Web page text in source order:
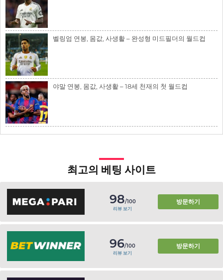
벨링엄 연봉, 몸값, 사생활 – 완성형 미드필더의 월드컵
야말 연봉, 몸값, 사생활 – 18세 천재의 첫 월드컵
최고의 베팅 사이트
98/100
리뷰 보기
방문하기
96/100
리뷰 보기
방문하기